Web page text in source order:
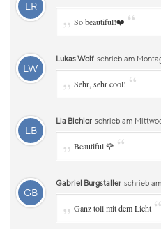
LR
„ So beautiful!❤️ “
LW
Lukas Wolf schrieb am
„ Sehr, sehr cool! “
LB
Lia Bichler schrieb am
„ Beautiful 🌹 “
GB
Gabriel Burgstaller schrieb
„ Ganz toll mit dem Licht “